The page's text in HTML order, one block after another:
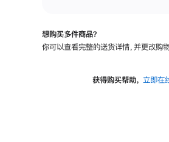
可
斜
想购买多件商品？
你可以查看完整的送货详情，并更改购
获得购买帮助， 立即在